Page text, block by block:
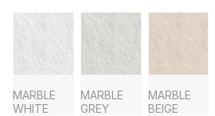
MARBLE
WHITE
MARBLE
GREY
MARBLE
BEIGE